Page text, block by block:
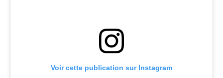
Voir cette publication sur Instagram